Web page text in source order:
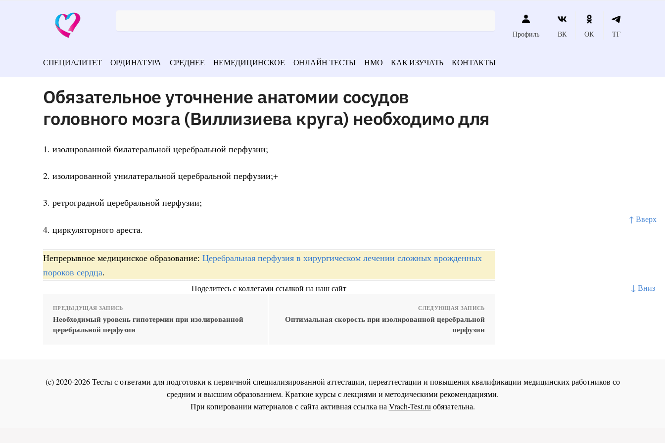
↑ Вверх
↓ Вниз
Профиль ВК ОК ТГ
СПЕЦИАЛИТЕТ ОРДИНАТУРА СРЕДНЕЕ НЕМЕДИЦИНСКОЕ ОНЛАЙН ТЕСТЫ НМО КАК ИЗУЧАТЬ КОНТАКТЫ
Обязательное уточнение анатомии сосудов
головного мозга (Виллизиева круга) необходимо для
1. изолированной билатеральной церебральной перфузии;
2. изолированной унилатеральной церебральной перфузии;+
3. ретроградной церебральной перфузии;
4. циркуляторного ареста.
Непрерывное медицинское образование: Церебральная перфузия в хирургическом лечении сложных врожденных
пороков сердца.
Поделитесь с коллегами ссылкой на наш сайт
ПРЕДЫДУЩАЯ ЗАПИСЬ
Необходимый уровень гипотермии при изолированной
церебральной перфузии
СЛЕДУЮЩАЯ ЗАПИСЬ
Оптимальная скорость при изолированной церебральной
перфузии
(c) 2020-2026 Тесты с ответами для подготовки к первичной специализированной аттестации, переаттестации и повышения квалификации медицинских работников со
средним и высшим образованием. Краткие курсы с лекциями и методическими рекомендациями.
При копировании материалов с сайта активная ссылка наVrach-Test.ruобязательна.